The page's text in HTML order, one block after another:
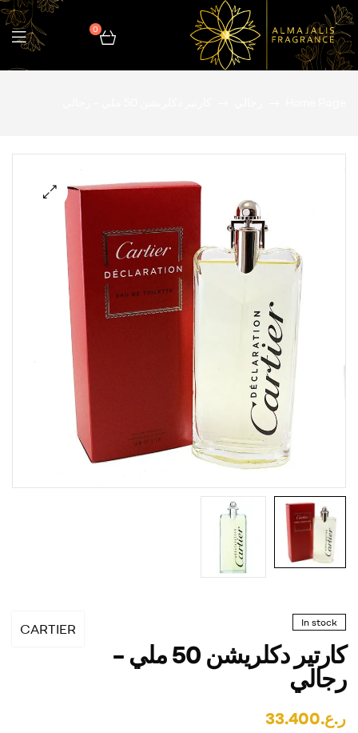
0
CARTIER In stock
كارتير دكلريشن 50 ملي –
رجالي
ر.ع.33.400